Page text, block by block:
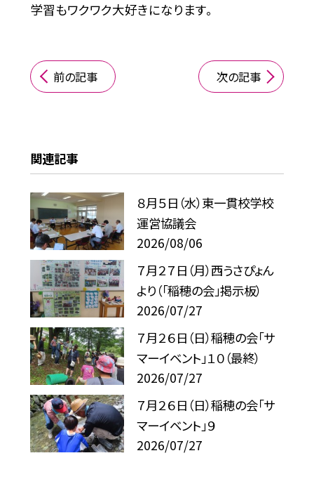
学習もワクワク大好きになります。
前の記事 次の記事
関連記事
８月５日（水）東一貫校学校
運営協議会
2026/08/06
７月２７日（月）西うさぴょん
より（「稲穂の会」掲示板）
2026/07/27
７月２６日（日）稲穂の会「サ
マーイベント」１０（最終）
2026/07/27
７月２６日（日）稲穂の会「サ
マーイベント」９
2026/07/27